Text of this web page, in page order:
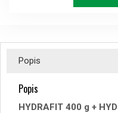
Popis
Popis
HYDRAFIT 400 g +